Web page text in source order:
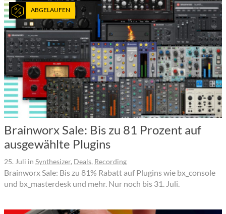
ABGELAUFEN
Brainworx Sale: Bis zu 81 Prozent auf
ausgewählte Plugins
25. Juli in Synthesizer, Deals, Recording
Brainworx Sale: Bis zu 81% Rabatt auf Plugins wie bx_console
und bx_masterdesk und mehr. Nur noch bis 31. Juli.